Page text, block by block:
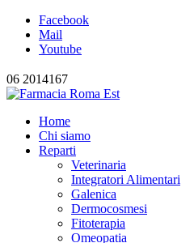
Facebook
Mail
Youtube
06 2014167
Home
Chi siamo
Reparti
Veterinaria
Integratori Alimentari
Galenica
Dermocosmesi
Fitoterapia
Omeopatia